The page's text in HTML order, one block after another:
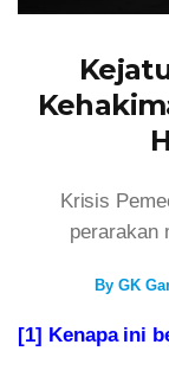
Krisis
perarakan
By GK
[1] Kenapa ini